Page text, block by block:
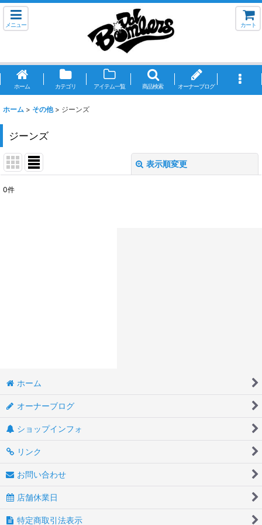
メニュー カート
ホーム カテゴリ アイテム一覧 商品検索 オーナーブログ
ホーム > その他 > ジーンズ
ジーンズ
表示順変更
0件
ホーム
オーナーブログ
ショップインフォ
リンク
お問い合わせ
店舗休業日
特定商取引法表示